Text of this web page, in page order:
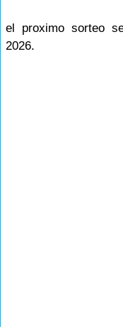
el proximo sorteo
2026.